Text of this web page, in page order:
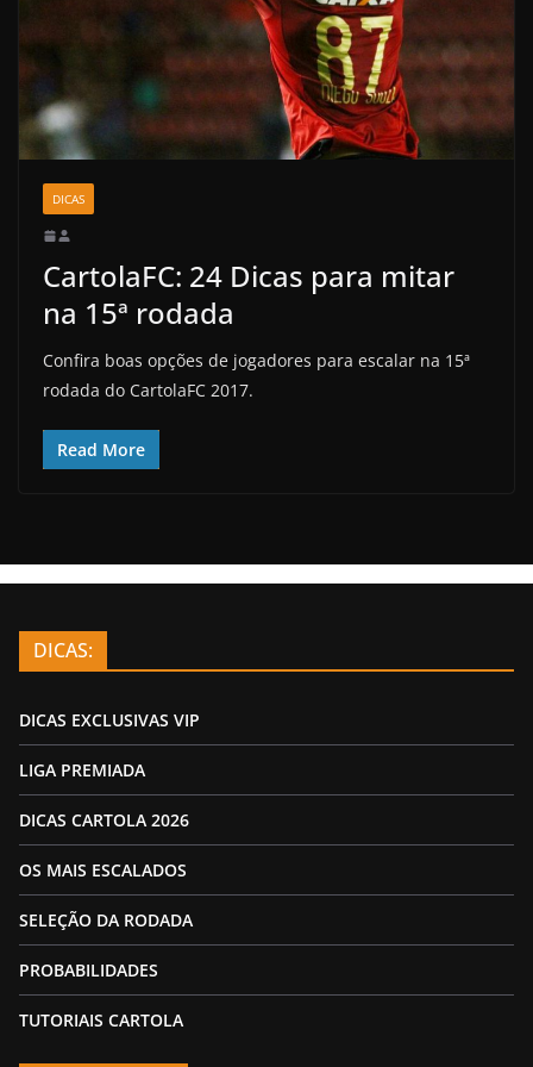
DICAS
CartolaFC: 24 Dicas para mitar
na 15ª rodada
Confira boas opções de jogadores para escalar na 15ª
rodada do CartolaFC 2017.
Read More
DICAS:
DICAS EXCLUSIVAS VIP
LIGA PREMIADA
DICAS CARTOLA 2026
OS MAIS ESCALADOS
SELEÇÃO DA RODADA
PROBABILIDADES
TUTORIAIS CARTOLA